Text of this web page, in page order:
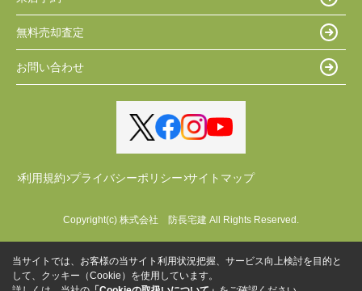
無料売却査定
お問い合わせ
利用規約 プライバシーポリシー サイトマップ
Copyright(c) 株式会社 防長宅建 All Rights Reserved.
当サイトでは、お客様の当サイト利用状況把握、サービス向上検討を目的と
して、クッキー（Cookie）を使用しています。